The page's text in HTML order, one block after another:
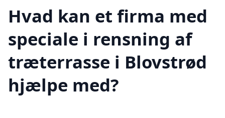
Hvad kan et firma med
speciale i rensning af
træterrasse i Blovstrød
hjælpe med?